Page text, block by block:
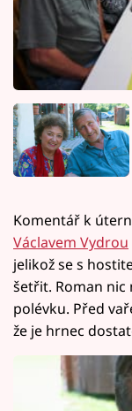
Komentář k
Václavem Vydrou
jelikož se s
šetřit. Roman nic
polévku. Před
že je hrnec